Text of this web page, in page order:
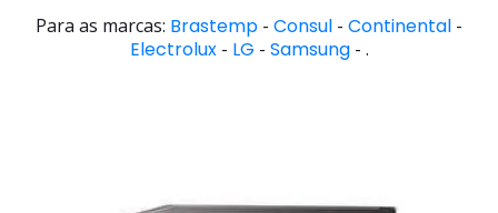
Para as marcas: Brastemp - Consul - Continental -
Electrolux- LG - Samsung- .